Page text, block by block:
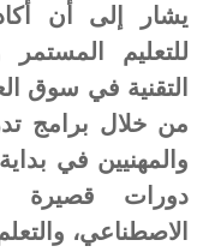
يشار إلى أن
للتعليم المستمر
التقنية في سوق
من خلال برامج
والمهنيين في
دورات قصيرة
الاصطناعي،